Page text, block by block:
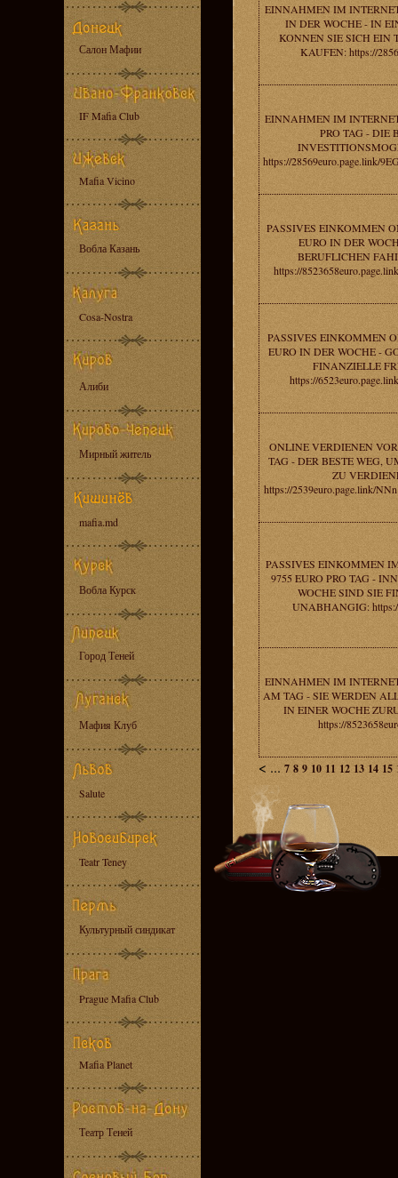
Салон Мафии
IF Mafia Club
Mafia Vicino
Вобла Казань
Cosa-Nostra
Алиби
Мирный житель
mafia.md
Вобла Курск
Город Теней
Мафия Клуб
Salute
Teatr Teney
Культурный синдикат
Prague Mafia Club
Mafia Planet
Театр Теней
EINNAHMEN IM
IN DER WOCHE - IN
KONNEN SIE SICH EIN
KAUFEN: https://
EINNAHMEN IM
PRO TAG - DIE
https://28569euro.page.link/
PASSIVES EINKOMMEN
EURO IN DER
BERUFLICHEN
https://
PASSIVES EINKOMMEN
EURO IN DER WOCHE -
FINANZIELLE
https://
ONLINE VERDIENEN VOR
TAG - DER BESTE WEG,
ZU
https://2539euro.page.link/
PASSIVES EINKOMMEN
9755 EURO PRO TAG -
WOCHE SIND SIE
UNABHANGIG:
EINNAHMEN IM
AM TAG - SIE WERDEN
IN EINER WOCHE
https://
< ... 7 8 9 10 11 12 13 14 15